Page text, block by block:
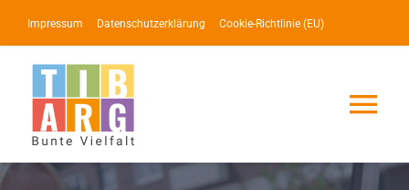
Inhalt
springen
Impressum Datenschutzerklärung Cookie-Richtlinie (EU)